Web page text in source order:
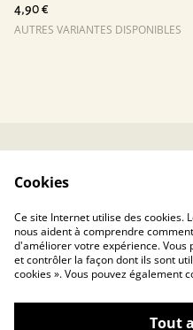
4,90 €
AUTRES VARIANTES DISPONIBLES
Cookies
Ce site Internet utilise des cookies.
nous aident à comprendre
d'améliorer votre expérience. Vous
et contrôler la façon dont ils sont
cookies ». Vous pouvez également
Tout